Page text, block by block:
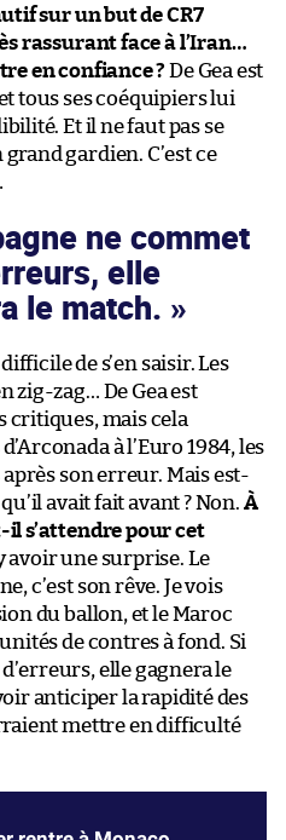
sur un but de CR7
rassurant face à l’Iran…
en confiance ? De Gea est
tous ses coéquipiers lui
Et il ne faut pas se
gardien. C’est ce
ne commet
elle
le match.
de s’en saisir. Les
zig-zag… De Gea est
mais cela
à l’Euro 1984, les
son erreur. Mais est-
avait fait avant ? Non. À
s’attendre pour cet
avoir une surprise. Le
c’est son rêve. Je vois
du ballon, et le Maroc
de contres à fond. Si
elle gagnera le
anticiper la rapidité des
mettre en difficulté